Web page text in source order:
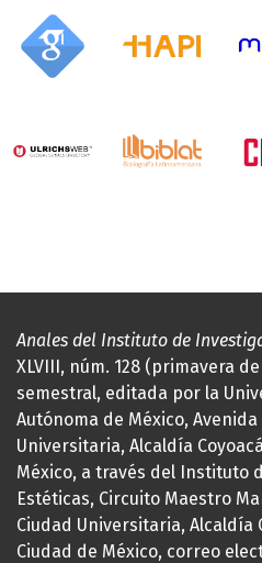
Anales del Instituto de
XLVIII, núm. 128 (primavera
semestral, editada por la
Autónoma de México,
Universitaria, Alcaldía
México, a través del Instituto
Estéticas, Circuito Maestro
Ciudad Universitaria, Alcaldía
Ciudad de México, correo